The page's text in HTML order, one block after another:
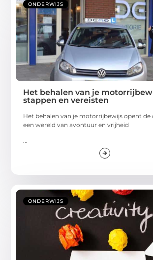
ONDERWIJS
Het behalen van je
stappen en vereisten
Het behalen van je motorrijbewijs opent de
een wereld van avontuur en vrijheid
...
ONDERWIJS